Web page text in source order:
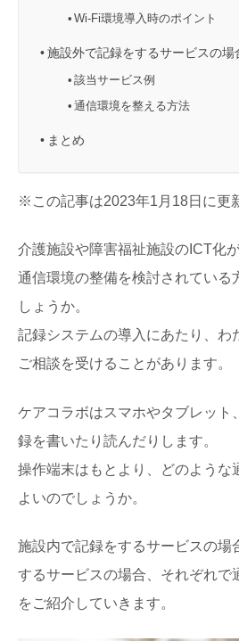
Wi-Fi環境導入時のポイント
施設外で記録をするサービスの場
該当サービス例
通信環境を整える方法
まとめ
※この記事は2023年1月18日に更
介護施設や障害福祉施設のICT化
通信環境の整備を検討されている
しょうか。
記録システムの導入にあたり、わ
ご相談を受けることがあります。
ケアコラボはスマホやタブレット
録を書いたり読んだりします。
操作端末はもとより、どのような
よいのでしょうか。
施設内で記録をするサービスの場
するサービスの場合、それぞれで
をご紹介していきます。